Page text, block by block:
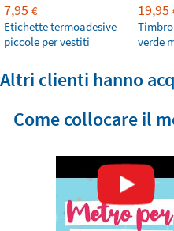
7,95 €
Etichette termoadesive
piccole per vestiti
19,95
verde
Altri clienti hanno
Come collocare il